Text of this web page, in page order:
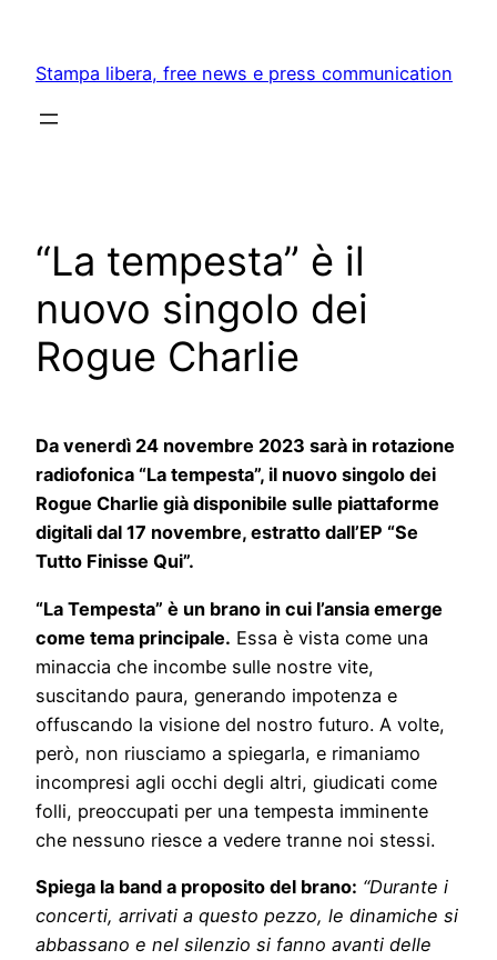
content
Stampa libera, free news e press communication
“La tempesta” è il
nuovo singolo dei
Rogue Charlie
Da venerdì 24 novembre 2023 sarà in rotazione
radiofonica “La tempesta”, il nuovo singolo dei
Rogue Charlie già disponibile sulle piattaforme
digitali dal 17 novembre, estratto dall’EP “Se
Tutto Finisse Qui”.
“La Tempesta” è un brano in cui l’ansia emerge
come tema principale. Essa è vista come una
minaccia che incombe sulle nostre vite,
suscitando paura, generando impotenza e
offuscando la visione del nostro futuro. A volte,
però, non riusciamo a spiegarla, e rimaniamo
incompresi agli occhi degli altri, giudicati come
folli, preoccupati per una tempesta imminente
che nessuno riesce a vedere tranne noi stessi.
Spiega la band a proposito del brano: “Durante i
concerti, arrivati a questo pezzo, le dinamiche si
abbassano e nel silenzio si fanno avanti delle